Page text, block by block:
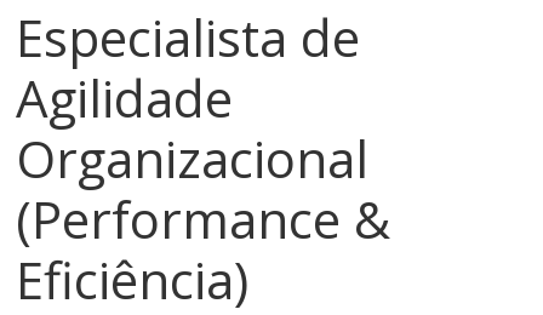
Especialista de
Agilidade
Organizacional
(Performance &
Eficiência)